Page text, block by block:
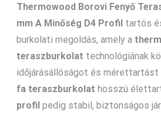
Thermowood Borovi Fenyő
mm A Minőség D4 Profil tartós
burkolati megoldás, amely a
teraszburkolat technológiának
időjárásállóságot és
fa teraszburkolat hosszú
profil pedig stabil, biztonságos